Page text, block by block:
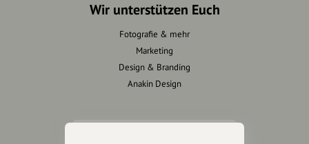
Wir unterstützen Euch
Fotografie & mehr
Marketing
Design & Branding
Anakin Design